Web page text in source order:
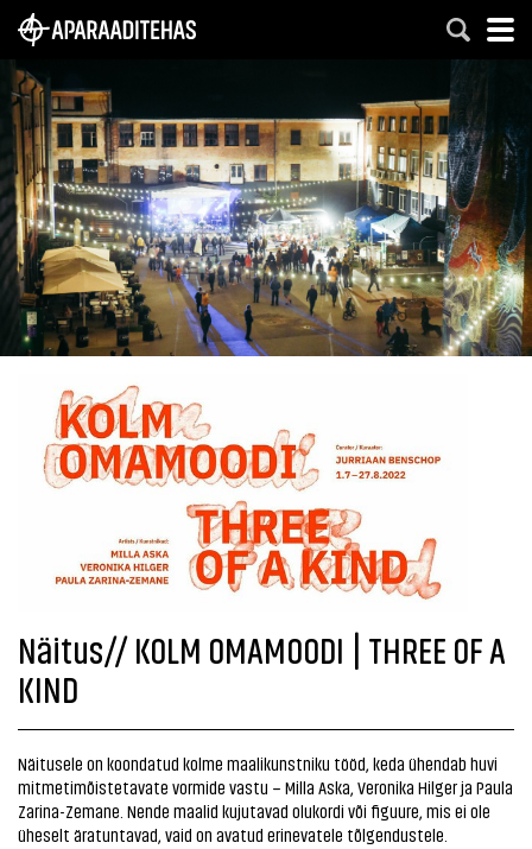
Näitus// KOLM OMAMOODI | THREE OF A
KIND
Näitusele on koondatud kolme maalikunstniku tööd, keda ühendab huvi
mitmetimõistetavate vormide vastu – Milla Aska, Veronika Hilger ja Paula
Zarina-Zemane. Nende maalid kujutavad olukordi või figuure, mis ei ole
üheselt äratuntavad, vaid on avatud erinevatele tõlgendustele.